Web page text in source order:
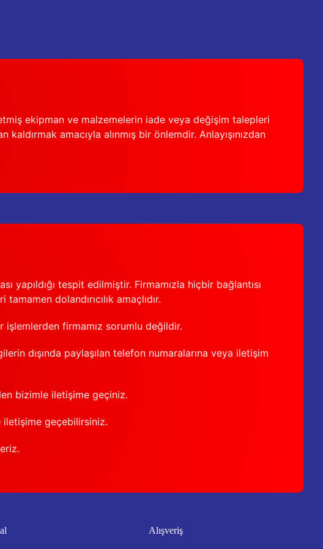
ekipman ve malzemelerin iade veya değişim talepleri
amacıyla alınmış bir önlemdir. Anlayışınızdan
yapıldığı tespit edilmiştir. Firmamızla hiçbir bağlantısı
dolandırıcılık amaçlıdır.
firmamız sorumlu değildir.
dışında paylaşılan telefon numaralarına veya iletişim
bizimle iletişime geçiniz.
geçebilirsiniz.
Alışveriş